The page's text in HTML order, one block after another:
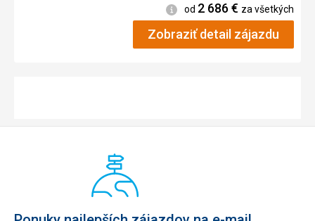
Informácie
od 2 686€ za všetkých
Zobraziť detail zájazdu